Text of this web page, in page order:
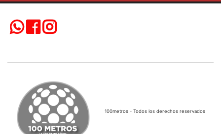
100metros - Todos los derechos reservados